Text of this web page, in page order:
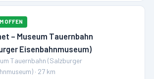
OFFEN
– Museum Tauernbahn
Eisenbahnmuseum)
Tauernbahn (Salzburger
· 27 km